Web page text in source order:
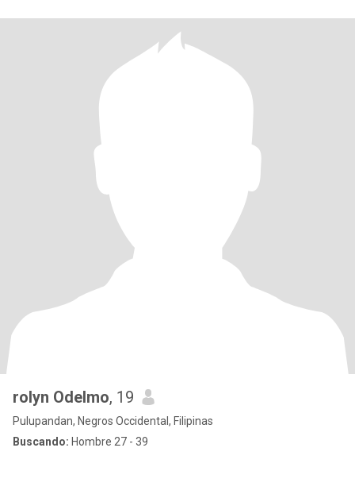
rolyn Odelmo, 19
Pulupandan, Negros Occidental, Filipinas
Buscando: Hombre 27 - 39